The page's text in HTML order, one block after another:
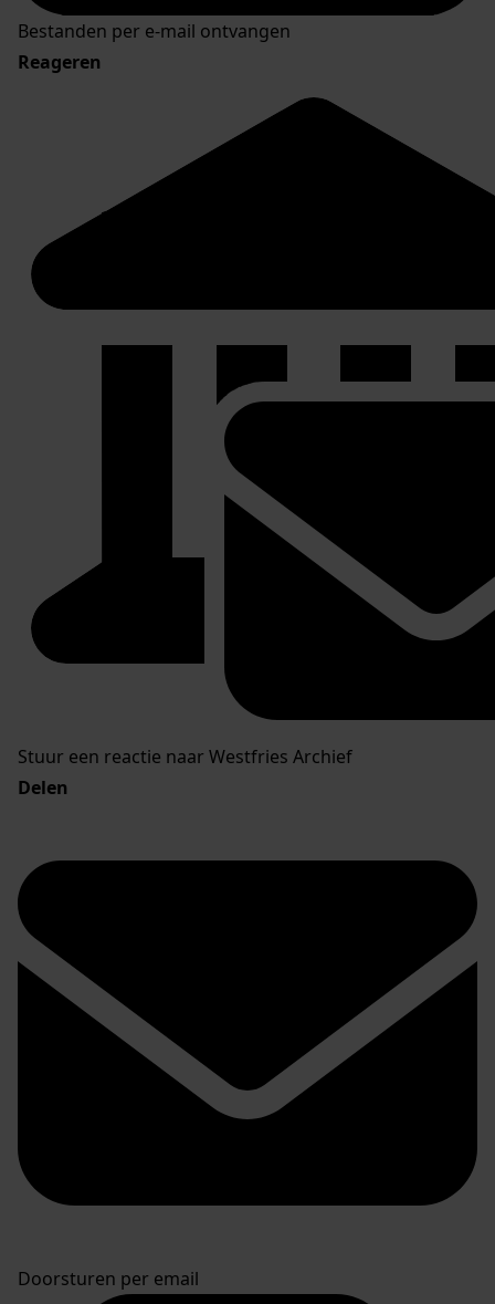
Bestanden per e-mail ontvangen
Reageren
Stuur een reactie naar Westfries Archief
Delen
Doorsturen per email